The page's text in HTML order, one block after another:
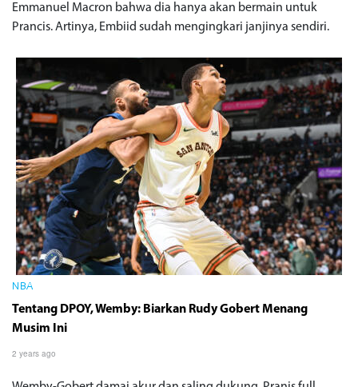
Emmanuel Macron bahwa dia hanya akan bermain untuk
Prancis. Artinya, Embiid sudah mengingkari janjinya sendiri.
NBA
Tentang DPOY, Wemby: Biarkan Rudy Gobert Menang
Musim Ini
2 years ago